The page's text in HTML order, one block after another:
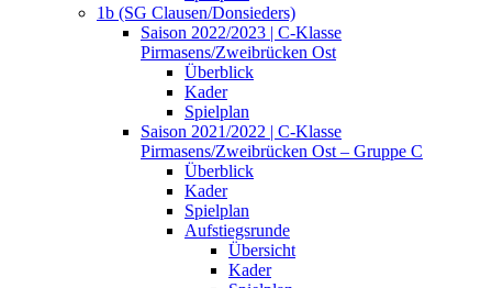
1b (SG Clausen/Donsieders)
Saison 2022/2023 | C-Klasse
Pirmasens/Zweibrücken Ost
Überblick
Kader
Spielplan
Saison 2021/2022 | C-Klasse
Pirmasens/Zweibrücken Ost – Gruppe C
Überblick
Kader
Spielplan
Aufstiegsrunde
Übersicht
Kader